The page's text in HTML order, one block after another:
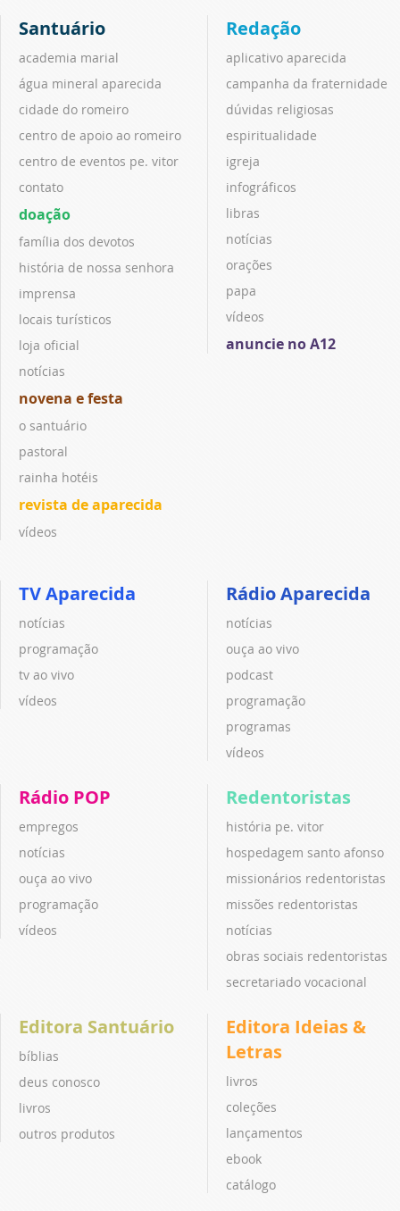
Santuário
academia marial
água mineral aparecida
cidade do romeiro
centro de apoio ao romeiro
centro de eventos pe. vitor
contato
doação
família dos devotos
história de nossa senhora
imprensa
locais turísticos
loja oficial
notícias
novena e festa
o santuário
pastoral
rainha hotéis
revista de aparecida
vídeos
Redação
aplicativo aparecida
campanha da fraternidade
dúvidas religiosas
espiritualidade
igreja
infográficos
libras
notícias
orações
papa
vídeos
anuncie no A12
TV Aparecida
notícias
programação
tv ao vivo
vídeos
Rádio Aparecida
notícias
ouça ao vivo
podcast
programação
programas
vídeos
Rádio POP
empregos
notícias
ouça ao vivo
programação
vídeos
Redentoristas
história pe. vitor
hospedagem santo afonso
missionários redentoristas
missões redentoristas
notícias
obras sociais redentoristas
secretariado vocacional
Editora Santuário
bíblias
deus conosco
livros
outros produtos
Editora Ideias &
Letras
livros
coleções
lançamentos
ebook
catálogo